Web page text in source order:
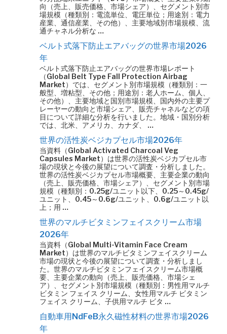
向（売上、販売価格、市場シェア）、セグメント別市
場規模（種類別：電流単位、電圧単位；用途別：電力
産業、通信産業、その他）、主要地域別市場規模、流
通チャネル分析な …
ベルト式落下防止エアバッグの世界市場2026
年
ベルト式落下防止エアバッグの世界市場レポート
（Global Belt Type Fall Protection Airbag
Market）では、セグメント別市場規模（種類別：一
般型、増粘型、その他；用途別：老人ホーム、個人、
その他）、主要地域と国別市場規模、国内外の主要プ
レーヤーの動向と市場シェア、販売チャネルなどの項
目について詳細な分析を行いました。地域・国別分析
では、北米、アメリカ、カナダ、 …
世界の活性炭ベジカプセル市場2026年
当資料（Global Activated Charcoal Veg
Capsules Market）は世界の活性炭ベジカプセル市
場の現状と今後の展望について調査・分析しました。
世界の活性炭ベジカプセル市場概要、主要企業の動向
（売上、販売価格、市場シェア）、セグメント別市場
規模（種類別：0.25g/ユニット以下、0.25～0.45g/
ユニット、0.45～0.6g/ユニット、0.6g/ユニット以
上；用 …
世界のマルチビタミンフェイスクリーム市場
2026年
当資料（Global Multi-Vitamin Face Cream
Market）は世界のマルチビタミンフェイスクリーム
市場の現状と今後の展望について調査・分析しまし
た。世界のマルチビタミンフェイスクリーム市場概
要、主要企業の動向（売上、販売価格、市場シェ
ア）、セグメント別市場規模（種類別：男性用マルチ
ビタミン フェイス クリーム、女性用マルチ ビタミン
フェイス クリーム、子供用マルチ ビタ …
自動車用NdFeB永久磁性材料の世界市場2026
年